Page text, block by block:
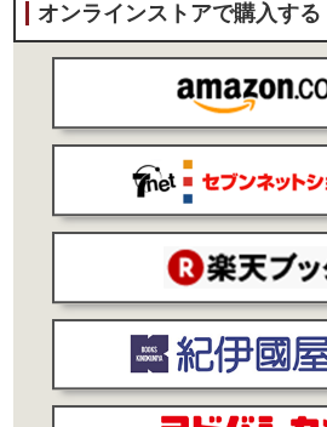
オンラインストアで購入する